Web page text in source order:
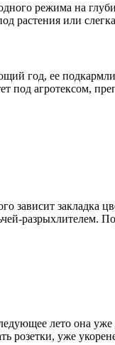
режима на
растения или
год, ее
агротексом,
зависит
разрыхлителем.
лето она
уже